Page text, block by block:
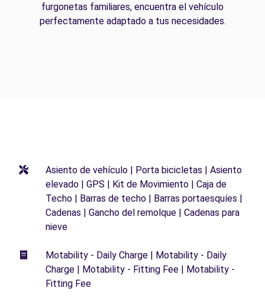
furgonetas familiares, encuentra el vehículo
perfectamente adaptado a tus necesidades.
Asiento de vehículo | Porta bicicletas | Asiento
elevado | GPS | Kit de Movimiento | Caja de
Techo | Barras de techo | Barras portaesquíes |
Cadenas | Gancho del remolque | Cadenas para
nieve
Motability - Daily Charge | Motability - Daily
Charge | Motability - Fitting Fee | Motability -
Fitting Fee